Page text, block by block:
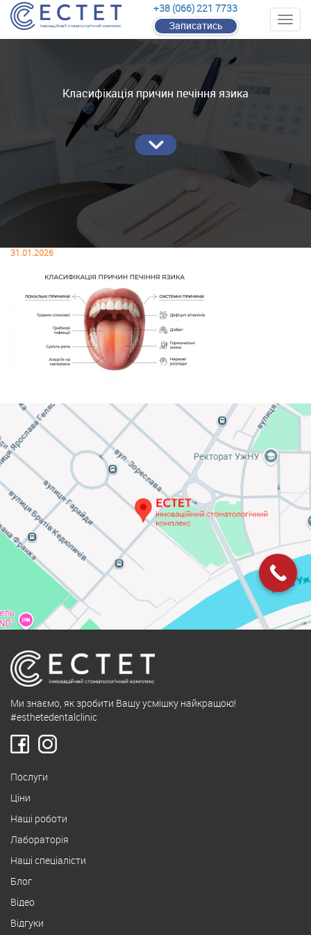
+38 (066) 221 7733
Записатись
Класифікація причин печіння язика
31.01.2026
Ми знаємо, як зробити Вашу усмішку найкращою!
#esthetedentalclinic
Послуги
Ціни
Наші роботи
Лабораторія
Наші спеціалісти
Блог
Відео
Відгуки